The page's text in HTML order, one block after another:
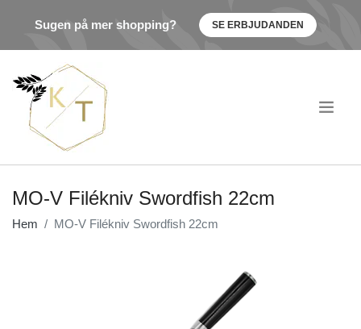
Sugen på mer shopping? SE ERBJUDANDEN
MO-V Filékniv Swordfish 22cm
Hem MO-V Filékniv Swordfish 22cm